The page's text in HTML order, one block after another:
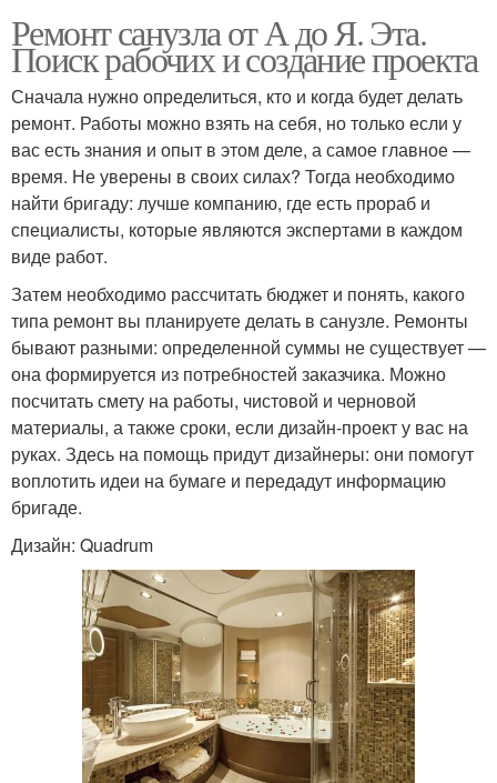
Ремонт санузла от А до Я. Эта.
Поиск рабочих и создание проекта
Сначала нужно определиться, кто и когда будет делать
ремонт. Работы можно взять на себя, но только если у
вас есть знания и опыт в этом деле, а самое главное —
время. Не уверены в своих силах? Тогда необходимо
найти бригаду: лучше компанию, где есть прораб и
специалисты, которые являются экспертами в каждом
виде работ.
Затем необходимо рассчитать бюджет и понять, какого
типа ремонт вы планируете делать в санузле. Ремонты
бывают разными: определенной суммы не существует —
она формируется из потребностей заказчика. Можно
посчитать смету на работы, чистовой и черновой
материалы, а также сроки, если дизайн-проект у вас на
руках. Здесь на помощь придут дизайнеры: они помогут
воплотить идеи на бумаге и передадут информацию
бригаде.
Дизайн: Quadrum